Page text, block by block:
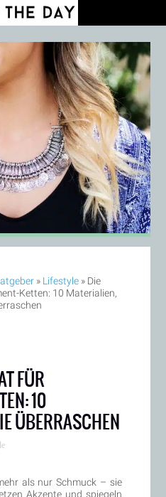
» Lifestyle» Die
Ketten: 10 Materialien,
FÜR
10
ÜBERRASCHEN
als nur Schmuck – sie
Akzente und spiegeln